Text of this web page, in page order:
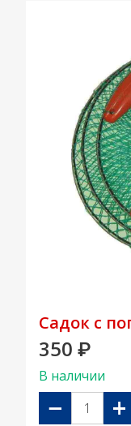
Садок с
350 ₽
В наличии
− +